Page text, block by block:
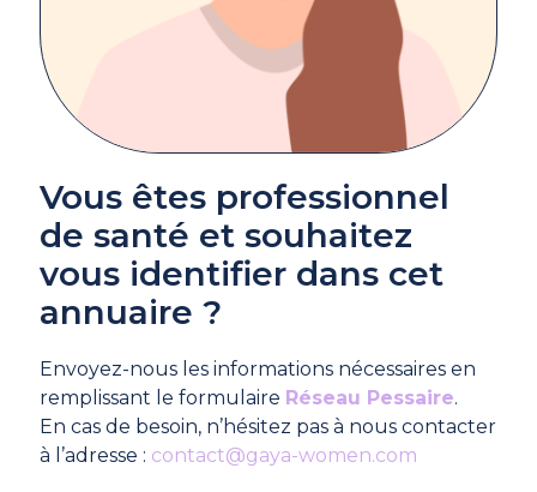
Vous êtes professionnel
de santé et souhaitez
vous identifier dans cet
annuaire ?
Envoyez-nous les informations nécessaires en
remplissant le formulaire Réseau Pessaire.
En cas de besoin, n’hésitez pas à nous contacter
à l’adresse : contact@gaya-women.com